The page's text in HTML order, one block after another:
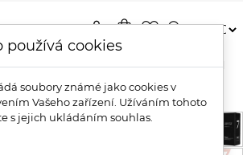
shopping_bagfavorite_bordersearch
person
Organics
Yage Elixír na oční okolí Magical
používá cookies
soubory známé jako cookies v
Vašeho zařízení. Užíváním tohoto
s jejich ukládáním souhlas.